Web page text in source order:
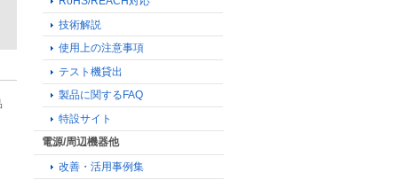
技術解説
使用上の注意事項
テスト機貸出
製品に関するFAQ
特設サイト
電源/周辺機器他
改善・活用事例集